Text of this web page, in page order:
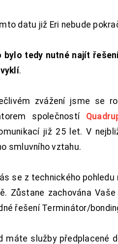
datu již Eri nebude
bylo tedy nutné najít
.
zvážení jsme se
společností
již 25 let. V
smluvního vztahu.
se z technického
Zůstane zachována
řešení Terminátor/
máte služby předplacené